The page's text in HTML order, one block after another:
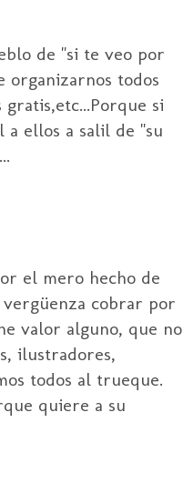
de "si te veo por
organizarnos todos
si
a ellos a salil de "su
el mero hecho de
cobrar por
valor alguno, que no
ilustradores,
todos al trueque.
quiere a su